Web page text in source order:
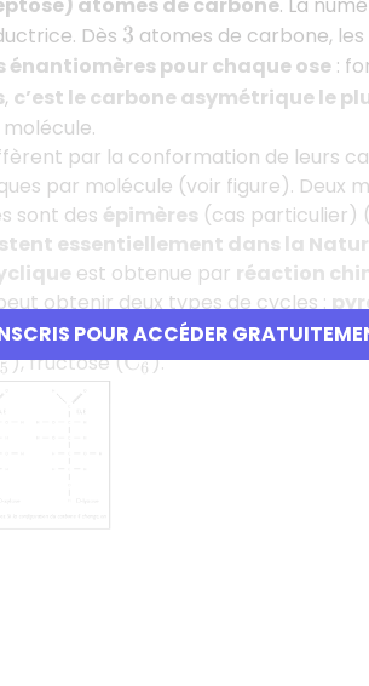
POUR ACCÉDER
Dès 3 atomes de carbone,
énantiomères pour chaque ose:
, c’est le carbone asymétrique le
par la conformation de leurs
par molécule (voir figure). Deux
sont des épimères (cas particulier)
essentiellement dans la
est obtenue par réaction
obtenir deux types de cycles :
(C3), ribose ( C5), glucose/
), fructose (C6).